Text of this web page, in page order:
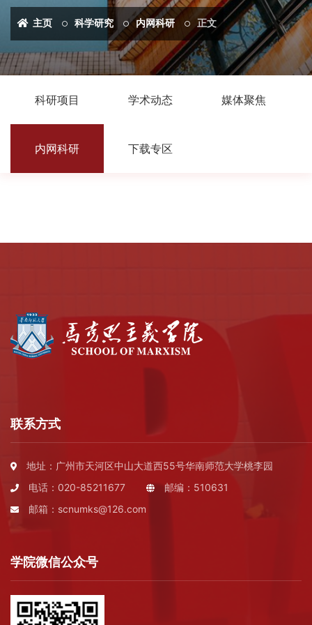
主页 科学研究 内网科研 正文
科研项目 学术动态 媒体聚焦
内网科研 下载专区
联系方式
地址：广州市天河区中山大道西55号华南师范大学桃李园
电话：020-85211677
邮编：510631
邮箱：scnumks@126.com
学院微信公众号